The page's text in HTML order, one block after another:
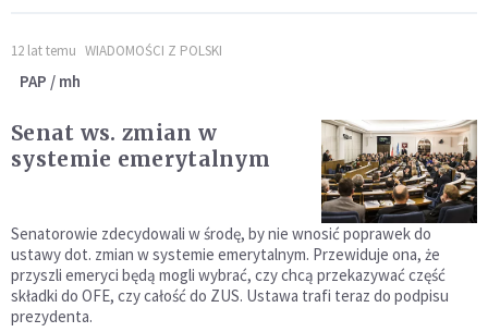
12 lat temu WIADOMOŚCI Z POLSKI
PAP / mh
Senat ws. zmian w
systemie emerytalnym
Senatorowie zdecydowali w środę, by nie wnosić poprawek do
ustawy dot. zmian w systemie emerytalnym. Przewiduje ona, że
przyszli emeryci będą mogli wybrać, czy chcą przekazywać część
składki do OFE, czy całość do ZUS. Ustawa trafi teraz do podpisu
prezydenta.